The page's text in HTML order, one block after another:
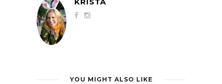
YOU MIGHT ALSO LIKE